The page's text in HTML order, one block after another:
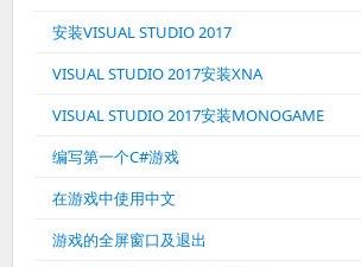
安装VISUAL STUDIO 2017
VISUAL STUDIO 2017安装XNA
VISUAL STUDIO 2017安装MONOGAME
编写第一个C#游戏
在游戏中使用中文
游戏的全屏窗口及退出